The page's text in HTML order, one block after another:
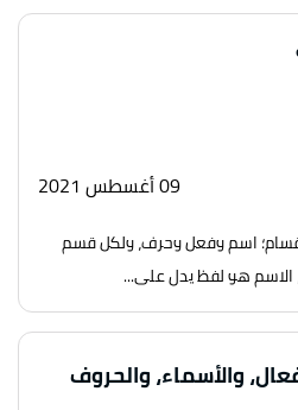
09 أغسطس 2021
اسم وفعل وحرف، ولكل قسم
هو لفظ يدل على...
والأسماء، والحروف